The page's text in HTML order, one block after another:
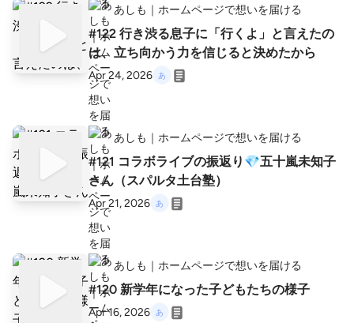
ムページ制作って 敷居が高いと感じていませ
んか？ でも大丈夫！ 私の使用するツール・St
udioは ・無料ですぐに使える ・ご自身で更新
できる 初心者にとっても 使いやすいツールで
す☺️ また、ホームページは 情報の流れてしま
---------- ☺️お問合せフォーム https://ashimo
-design.studio.site/#contact https://listen.styl
e/p/ashimomomo?H5bF7fNO
あしも｜ホームページで想いを届ける
#122 行き渋る息子に「行くよ」と言えたの
は、立ち向かう力を信じると決めたから
Apr 24, 2026
あしも｜ホームページで想いを届ける
#121 コラボライブの振返り💎五十嵐未知子
さん（スパルタ土台塾）
Apr 21, 2026
あしも｜ホームページで想いを届ける
#120 新学年になった子どもたちの様子
Apr 16, 2026